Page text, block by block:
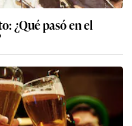
¿Qué pasó en el